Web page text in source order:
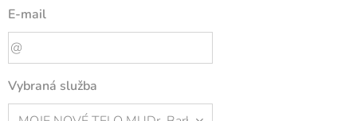
E-mail
Vybraná služba